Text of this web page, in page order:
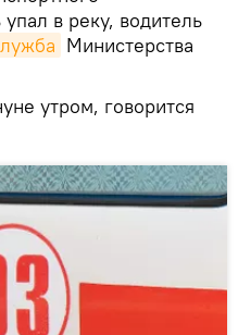
в реку, водитель
Министерства
утром, говорится